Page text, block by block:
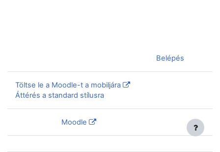
Belépés
Töltse le a Moodle-t a mobiljára
Áttérés a standard stílusra
Moodle